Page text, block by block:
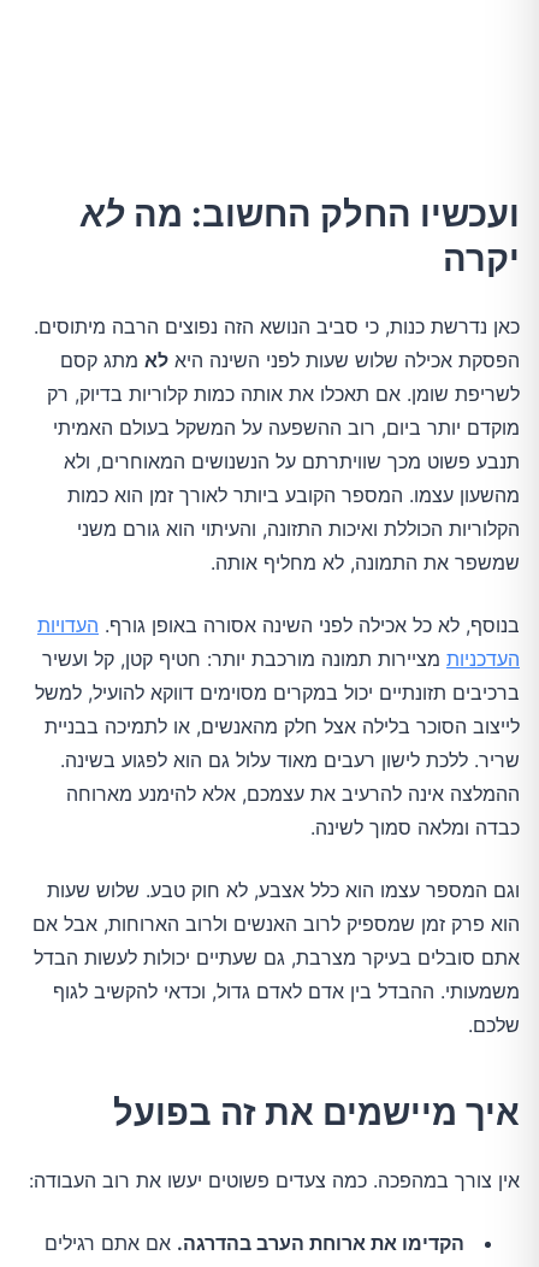
ועכשיו החלק החשוב: מה לא
יקרה
כאן נדרשת כנות, כי סביב הנושא הזה נפוצים הרבה מיתוסים.
הפסקת אכילה שלוש שעות לפני השינה היא לא מתג קסם
לשריפת שומן. אם תאכלו את אותה כמות קלוריות בדיוק, רק
מוקדם יותר ביום, רוב ההשפעה על המשקל בעולם האמיתי
תנבע פשוט מכך שוויתרתם על הנשנושים המאוחרים, ולא
מהשעון עצמו. המספר הקובע ביותר לאורך זמן הוא כמות
הקלוריות הכוללת ואיכות התזונה, והעיתוי הוא גורם משני
שמשפר את התמונה, לא מחליף אותה.
בנוסף, לא כל אכילה לפני השינה אסורה באופן גורף. העדויות
העדכניות מציירות תמונה מורכבת יותר: חטיף קטן, קל ועשיר
ברכיבים תזונתיים יכול במקרים מסוימים דווקא להועיל, למשל
לייצוב הסוכר בלילה אצל חלק מהאנשים, או לתמיכה בבניית
שריר. ללכת לישון רעבים מאוד עלול גם הוא לפגוע בשינה.
ההמלצה אינה להרעיב את עצמכם, אלא להימנע מארוחה
כבדה ומלאה סמוך לשינה.
וגם המספר עצמו הוא כלל אצבע, לא חוק טבע. שלוש שעות
הוא פרק זמן שמספיק לרוב האנשים ולרוב הארוחות, אבל אם
אתם סובלים בעיקר מצרבת, גם שעתיים יכולות לעשות הבדל
משמעותי. ההבדל בין אדם לאדם גדול, וכדאי להקשיב לגוף
שלכם.
איך מיישמים את זה בפועל
אין צורך במהפכה. כמה צעדים פשוטים יעשו את רוב העבודה:
הקדימו את ארוחת הערב בהדרגה. אם אתם רגילים